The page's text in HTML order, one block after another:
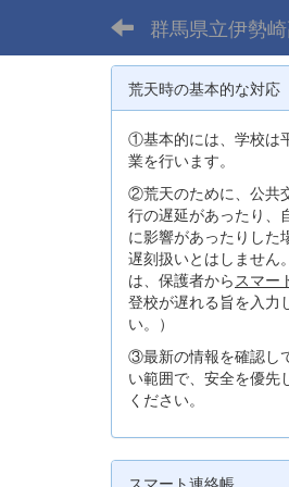
群馬県立伊勢
荒天時の基本的な対応
①基本的には、学校は
業を行います。
②荒天のために、公共
行の遅延があったり、
に影響があったりした
遅刻扱いとはしません
は、保護者からスマー
登校が遅れる旨を入力
い。）
③最新の情報を確認し
い範囲で、安全を優先
ください。
スマート連絡帳